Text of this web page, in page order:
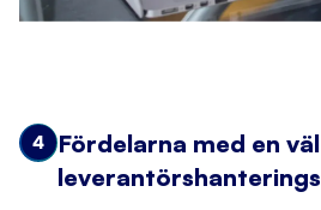
4
Fördelarna med en